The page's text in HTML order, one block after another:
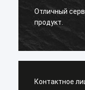
Контактное